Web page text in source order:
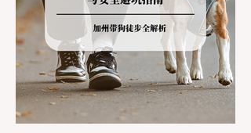
州采用三个递进的级别（R1至R3）来规范通
行车辆： R1 管制 (Requirement 1) 规定内
容： 所有车辆必须安装防滑链。 豁免条件：
乘用车（Passenger Vehicles）、轻型卡车
（Light Trucks）只要配备了雪地轮胎（Snow
Tires），即可免装防滑链